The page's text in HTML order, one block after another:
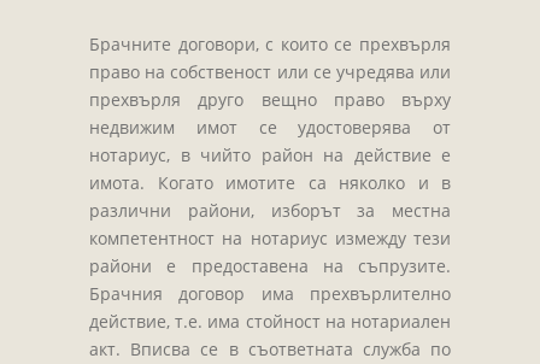
Брачните договори, с които се прехвърля
право на собственост или се учредява или
прехвърля друго вещно право върху
недвижим имот се удостоверява от
нотариус, в чийто район на действие е
имота. Когато имотите са няколко и в
различни райони, изборът за местна
компетентност на нотариус измежду тези
райони е предоставена на съпрузите.
Брачния договор има прехвърлително
действие, т.е. има стойност на нотариален
акт. Вписва се в съответната служба по